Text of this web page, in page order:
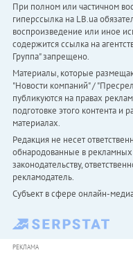
При полном или частичном
гиперссылка на LB.ua
воспроизведение или иное
содержится ссылка на
Группа" запрещено.
Материалы, которые
"Новости компаний" /
публикуются на правах
подготовке этого контента и
материалах.
Редакция не несет
обнародованные в рекламных
законодательству,
рекламодатель.
Субъект в сфере онлайн-
РЕКЛАМА